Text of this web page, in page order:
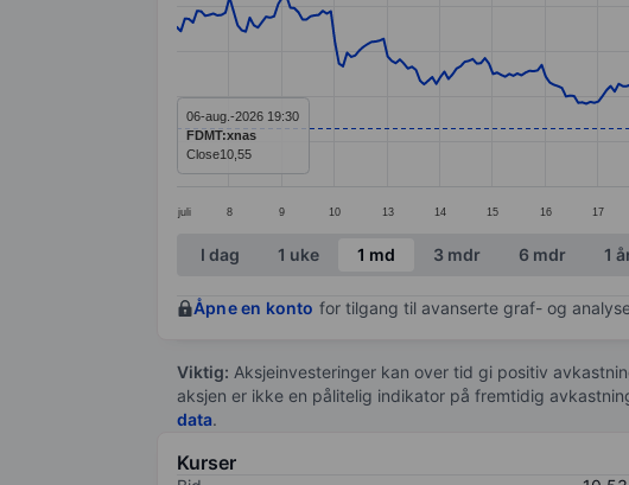
Line chart with 299 data points.
The chart has 1 X axis displaying categories.
The chart has 1 Y axis displaying values. Data
juli 8 9 10 13 14 15 16 17
06-aug.-2026 19:30
FDMT:xnas
Close10,55
End of interactive chart.
I dag 1 uke 1 md 3 mdr 6 mdr 1
Åpne en konto for tilgang til avanserte graf- og
Viktig: Aksjeinvesteringer kan over tid gi positiv
aksjen er ikke en pålitelig indikator på fremtidig
data.
Kurser